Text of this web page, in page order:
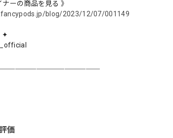
ナーの商品を見る 》
blog/2023/12/07/001149
✦
価